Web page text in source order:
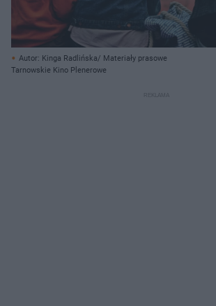
Autor: Kinga Radlińska/ Materiały prasowe
Tarnowskie Kino Plenerowe